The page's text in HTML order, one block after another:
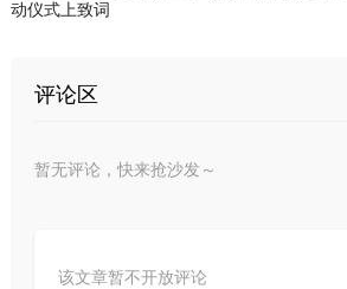
动仪式上致词
评论区
暂无评论，快来抢沙发～
该文章暂不开放评论